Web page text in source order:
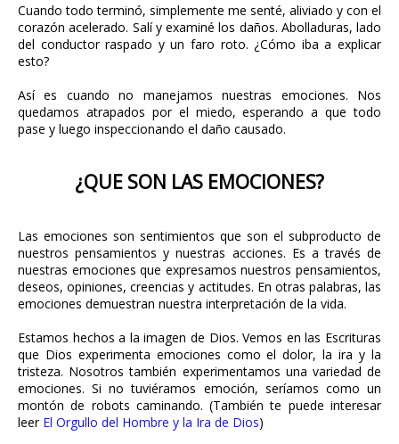
Cuando todo terminó, simplemente me senté, aliviado y con el
corazón acelerado. Salí y examiné los daños. Abolladuras, lado
del conductor raspado y un faro roto. ¿Cómo iba a explicar
esto?
Así es cuando no manejamos nuestras emociones. Nos
quedamos atrapados por el miedo, esperando a que todo
pase y luego inspeccionando el daño causado.
¿QUE SON LAS EMOCIONES?
Las emociones son sentimientos que son el subproducto de
nuestros pensamientos y nuestras acciones. Es a través de
nuestras emociones que expresamos nuestros pensamientos,
deseos, opiniones, creencias y actitudes. En otras palabras, las
emociones demuestran nuestra interpretación de la vida.
Estamos hechos a la imagen de Dios. Vemos en las Escrituras
que Dios experimenta emociones como el dolor, la ira y la
tristeza. Nosotros también experimentamos una variedad de
emociones. Si no tuviéramos emoción, seríamos como un
montón de robots caminando. (También te puede interesar
leer El Orgullo del Hombre y la Ira de Dios)